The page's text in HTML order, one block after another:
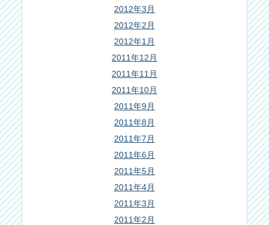
2012年3月
2012年2月
2012年1月
2011年12月
2011年11月
2011年10月
2011年9月
2011年8月
2011年7月
2011年6月
2011年5月
2011年4月
2011年3月
2011年2月